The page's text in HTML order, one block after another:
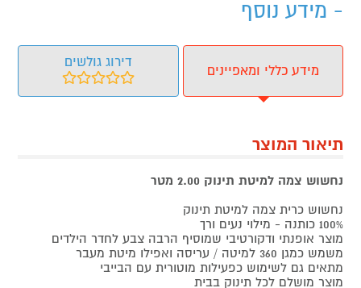
- מידע נוסף
מידע כללי ומאפיינים
דירוג גולשים
תיאור המוצר
נחשוש צמה למיטת תינוק 2.00 מטר
נחשוש כרית צמה למיטת תינוק
100% כותנה - מילוי נעים ורך
מוצר אופנתי ודקורטיבי שמוסיף הרבה צבע לחדר הילדים
משמש כמגן 360 למיטה / עריסה ואפילו מיטת מעבר
מתאים גם לשימוש כפעילות מוטורית עם הבייבי
מוצר מושלם לכל תינוק בבית